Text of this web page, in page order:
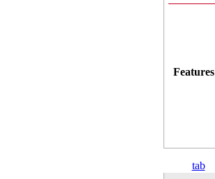
Features
tab